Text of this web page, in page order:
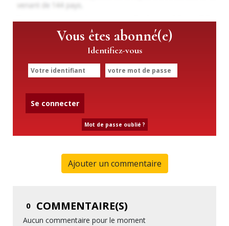
Vous êtes abonné(e)
Identifiez-vous
Se connecter
Mot de passe oublié ?
Ajouter un commentaire
0 COMMENTAIRE(S)
Aucun commentaire pour le moment